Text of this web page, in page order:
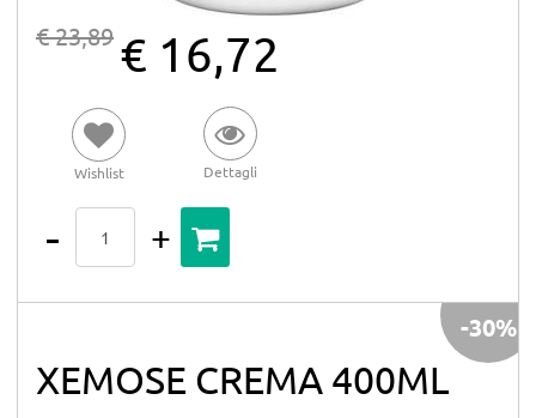
€ 23,89 € 16,72
Wishlist Dettagli
XEMOSE CREMA 400ML
-30%